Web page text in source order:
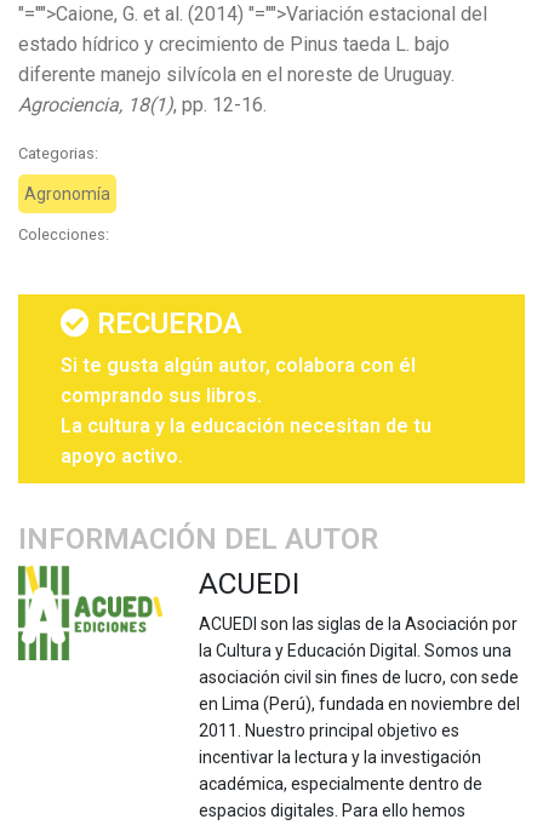
"="">Caione, G. et al. (2014) "="">Variación estacional del
estado hídrico y crecimiento de Pinus taeda L. bajo
diferente manejo silvícola en el noreste de Uruguay.
Agrociencia, 18(1), pp. 12-16.
Categorias:
Agronomía
Colecciones:
RECUERDA
Si te gusta algún autor, colabora con él
comprando sus libros.
La cultura y la educación necesitan de tu
apoyo activo.
INFORMACIÓN DEL AUTOR
ACUEDI
ACUEDI son las siglas de la Asociación por
la Cultura y Educación Digital. Somos una
asociación civil sin fines de lucro, con sede
en Lima (Perú), fundada en noviembre del
2011. Nuestro principal objetivo es
incentivar la lectura y la investigación
académica, especialmente dentro de
espacios digitales. Para ello hemos